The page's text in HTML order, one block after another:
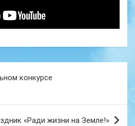
конкурсе
«Ради жизни на Земле!»